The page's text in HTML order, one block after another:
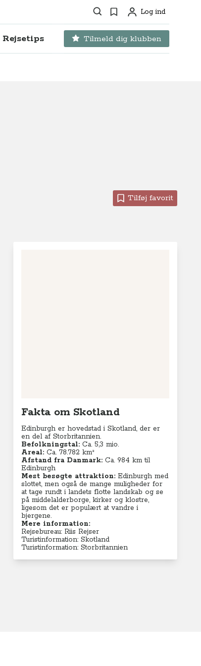
Søg Favoritter
ProfilLog ind
Rejsetips Tilmeld dig klubben
Tilføj favorit
Fakta om Skotland
Edinburgh er hovedstad i Skotland, der er
en del af Storbritannien.
Befolkningstal: Ca. 5,3 mio.
Areal: Ca. 78.782km²
Afstand fra Danmark: Ca. 984 km til
Edinburgh
Mest besøgte attraktion: Edinburgh med
slottet, men også de mange muligheder for
at tage rundt i landets flotte landskab og se
på middelalderborge, kirker og klostre,
ligesom det er populært at vandre i
bjergene.
Mere information:
Rejsebureau: Riis Rejser
Turistinformation: Skotland
Turistinformation: Storbritannien